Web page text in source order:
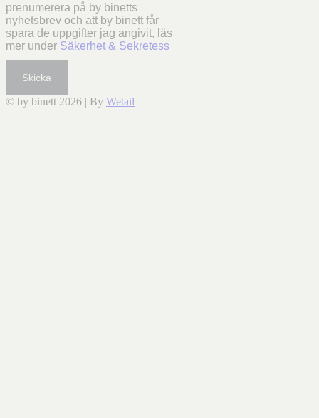
prenumerera på by binetts
nyhetsbrev och att by binett får
spara de uppgifter jag angivit, läs
mer under Säkerhet & Sekretess
Skicka
© by binett 2026 | By Wetail